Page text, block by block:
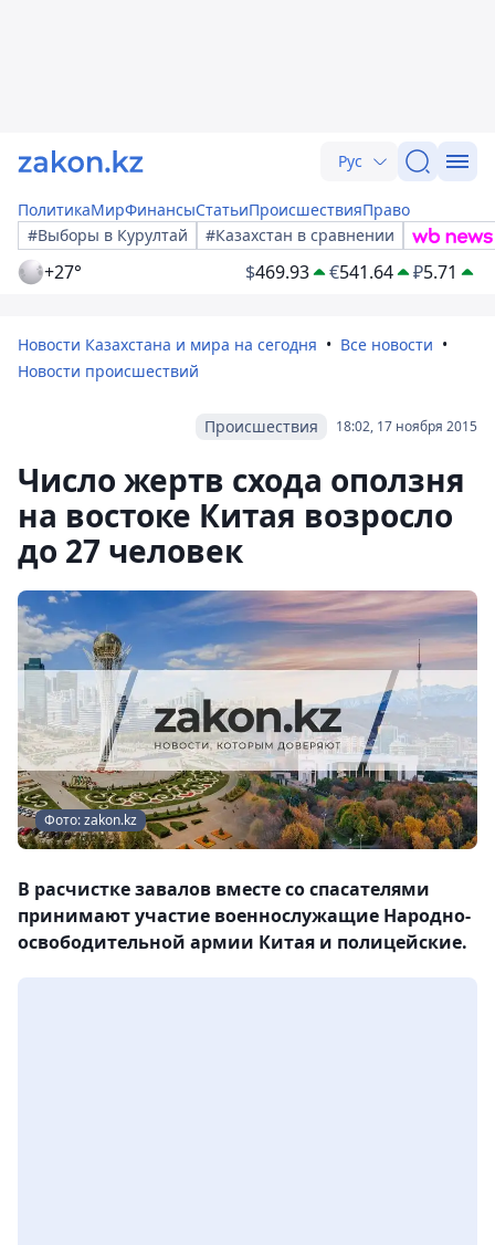
Рус
ПолитикаМирФинансыСтатьиПроисшествияПраво
#Выборы в Курултай
#Казахстан в сравнении
+27° $469.93 €541.64 ₽5.71
Новости Казахстана и мира на сегодня
Все новости
Новости происшествий
18:02, 17 ноября 2015
Происшествия
Число жертв схода оползня
на востоке Китая возросло
до 27 человек
Фото: zakon.kz
В расчистке завалов вместе со спасателями
принимают участие военнослужащие Народно-
освободительной армии Китая и полицейские.